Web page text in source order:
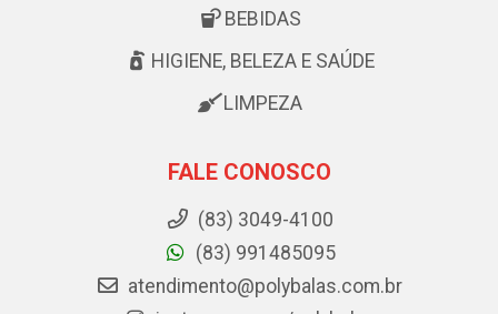
BEBIDAS
HIGIENE, BELEZA E SAÚDE
LIMPEZA
FALE CONOSCO
(83) 3049-4100
(83) 991485095
atendimento@polybalas.com.br